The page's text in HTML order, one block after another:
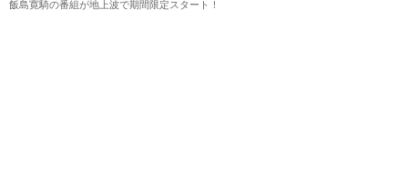
飯島寛騎の番組が地上波で期間限定スタート！